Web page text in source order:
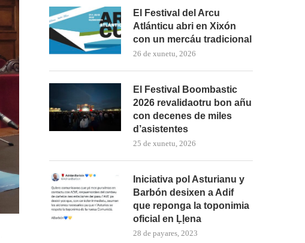
El Festival del Arcu
Atlánticu abri en Xixón
con un mercáu tradicional
26 de xunetu, 2026
El Festival Boombastic
2026 revalidaotru bon añu
con decenes de miles
d’asistentes
25 de xunetu, 2026
Iniciativa pol Asturianu y
Barbón desixen a Adif
que reponga la toponimia
oficial en Ḷḷena
28 de payares, 2023